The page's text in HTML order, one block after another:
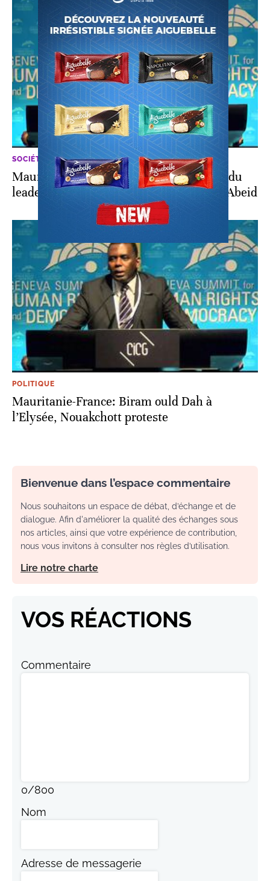
SOCIÉTÉ
Mauritanie: un retour «à hauts risques» du
leader antiesclavagiste Biram Ould Dah Abeid
POLITIQUE
Mauritanie-France: Biram ould Dah à
l’Elysée, Nouakchott proteste
Bienvenue dans l’espace commentaire
Nous souhaitons un espace de débat, d’échange et de
dialogue. Afin d'améliorer la qualité des échanges sous
nos articles, ainsi que votre expérience de contribution,
nous vous invitons à consulter nos règles d’utilisation.
Lire notre charte
VOS RÉACTIONS
Commentaire
0/800
Nom
Adresse de messagerie